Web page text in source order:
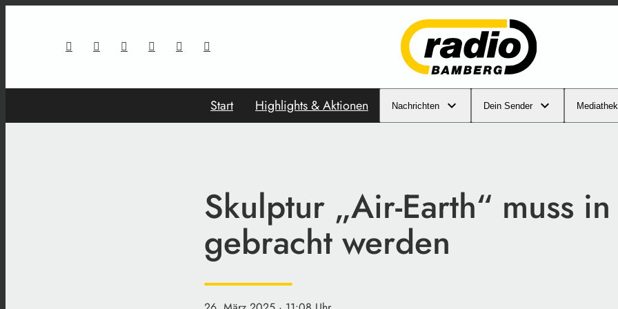
Start Highlights & Aktionen Nachrichten Dein Sender Mediathek
Skulptur „Air-Earth“ muss
gebracht werden